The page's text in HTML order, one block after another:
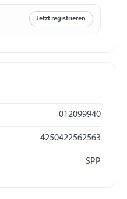
Jetzt registrieren
012099940
4250422562563
SPP